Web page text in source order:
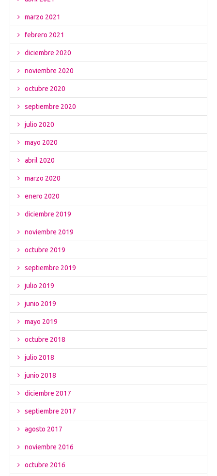
marzo 2021
febrero 2021
diciembre 2020
noviembre 2020
octubre 2020
septiembre 2020
julio 2020
mayo 2020
abril 2020
marzo 2020
enero 2020
diciembre 2019
noviembre 2019
octubre 2019
septiembre 2019
julio 2019
junio 2019
mayo 2019
octubre 2018
julio 2018
junio 2018
diciembre 2017
septiembre 2017
agosto 2017
noviembre 2016
octubre 2016